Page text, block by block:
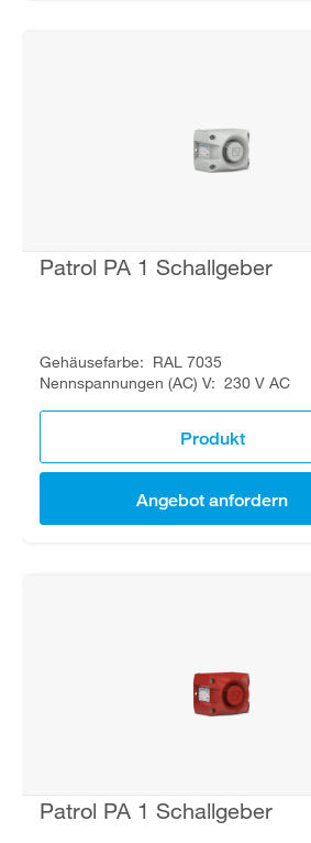
Patrol PA 1 Schallgeber
Gehäusefarbe
RAL 7035
Nennspannungen (AC) V
230 V AC
Produkt
Angebot anfordern
Patrol PA 1 Schallgeber